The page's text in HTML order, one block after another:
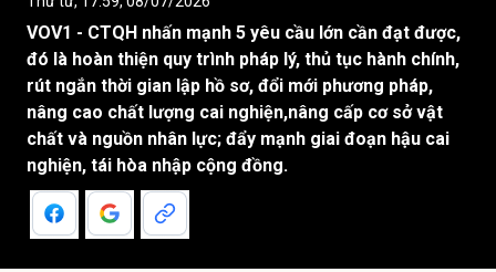
VOV1 - CTQH nhấn mạnh 5 yêu cầu lớn cần đạt được,
đó là hoàn thiện quy trình pháp lý, thủ tục hành chính,
rút ngắn thời gian lập hồ sơ, đổi mới phương pháp,
nâng cao chất lượng cai nghiện,nâng cấp cơ sở vật
chất và nguồn nhân lực; đẩy mạnh giai đoạn hậu cai
nghiện, tái hòa nhập cộng đồng.